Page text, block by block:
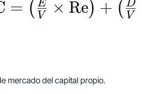
mercado del capital propio.